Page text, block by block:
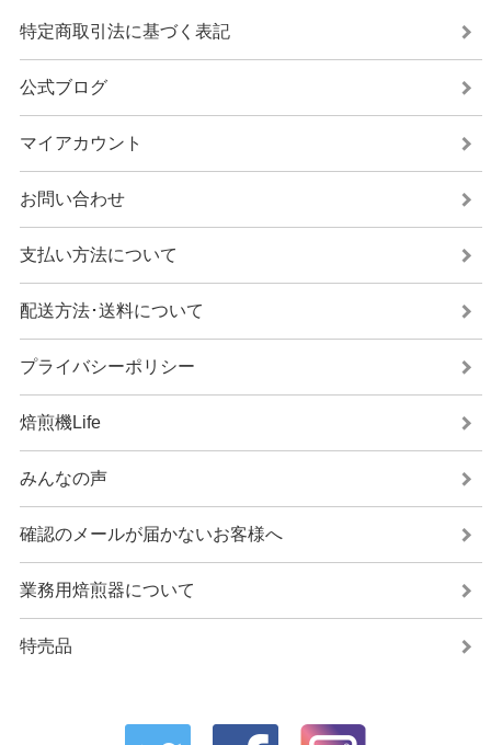
特定商取引法に基づく表記
公式ブログ
マイアカウント
お問い合わせ
支払い方法について
配送方法･送料について
プライバシーポリシー
焙煎機Life
みんなの声
確認のメールが届かないお客様へ
業務用焙煎器について
特売品